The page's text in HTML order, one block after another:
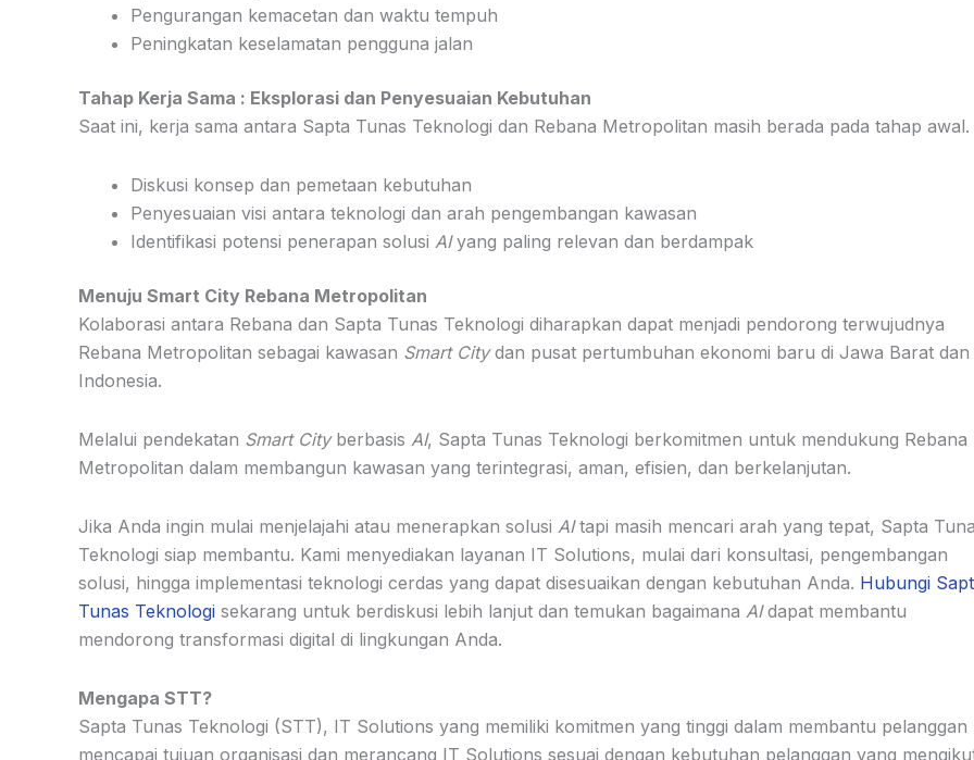
Pengurangan kemacetan dan waktu tempuh
Peningkatan keselamatan pengguna jalan
Tahap Kerja Sama : Eksplorasi dan Penyesuaian Kebutuhan
Saat ini, kerja sama antara Sapta Tunas Teknologi dan Rebana Metropolitan masih berada pada tahap awal.
Diskusi konsep dan pemetaan kebutuhan
Penyesuaian visi antara teknologi dan arah pengembangan kawasan
Identifikasi potensi penerapan solusi AIyang paling relevan dan berdampak
Menuju Smart City Rebana Metropolitan
Kolaborasi antara Rebana dan Sapta Tunas Teknologi diharapkan dapat menjadi pendorong terwujudnya
Rebana Metropolitan sebagai kawasan Smart Citydan pusat pertumbuhan ekonomi baru di Jawa Barat dan
Indonesia.
Melalui pendekatan Smart Cityberbasis AI, Sapta Tunas Teknologi berkomitmen untuk mendukung Rebana
Metropolitan dalam membangun kawasan yang terintegrasi, aman, efisien, dan berkelanjutan.
Jika Anda ingin mulai menjelajahi atau menerapkan solusi AItapi masih mencari arah yang tepat, Sapta
Teknologi siap membantu. Kami menyediakan layanan IT Solutions, mulai dari konsultasi, pengembangan
solusi, hingga implementasi teknologi cerdas yang dapat disesuaikan dengan kebutuhan Anda. Hubungi
Tunas Teknologi sekarang untuk berdiskusi lebih lanjut dan temukan bagaimana AIdapat membantu
mendorong transformasi digital di lingkungan Anda.
Mengapa STT?
Sapta Tunas Teknologi (STT), IT Solutions yang memiliki komitmen yang tinggi dalam membantu pelanggan
mencapai tujuan organisasi dan merancang IT Solutions sesuai dengan kebutuhan pelanggan yang